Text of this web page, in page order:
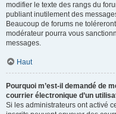
modifier le texte des rangs du
publiant inutilement des
Beaucoup de forums ne
modérateur pourra vous
messages.
Haut
Pourquoi m’est-il demandé de
courrier électronique d’un
Si les administrateurs ont activé